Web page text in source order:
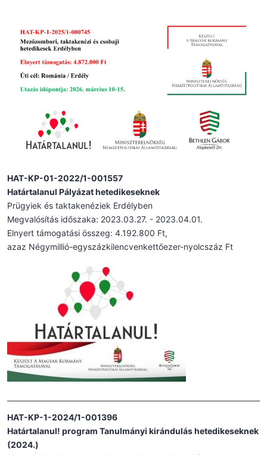
HAT-KP-01-2022/1-001557
Határtalanul Pályázat hetedikeseknek
Prügyiek és taktakenéziek Erdélyben
Megvalósítás időszaka: 2023.03.27. - 2023.04.01.
Elnyert támogatási összeg: 4.192.800 Ft,
azaz Négymillió-egyszázkilencvenkettőezer-nyolcszáz Ft
HAT-KP-1-2024/1-001396
Határtalanul! program Tanulmányi kirándulás hetedikeseknek
(2024.)